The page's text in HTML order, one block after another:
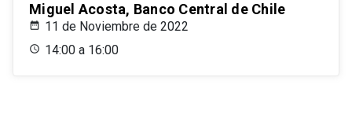
Miguel Acosta, Banco Central de Chile
11 de Noviembre de 2022
14:00 a 16:00